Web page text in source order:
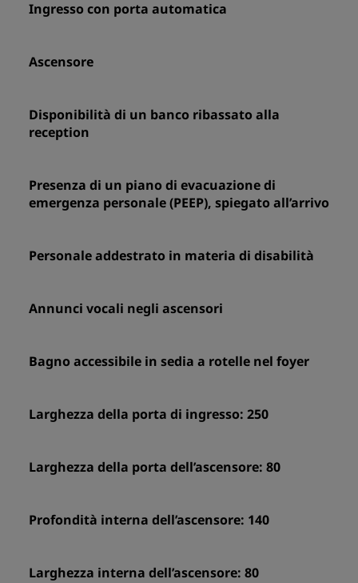
Ingresso con porta automatica
Ascensore
Disponibilità di un banco ribassato alla
reception
Presenza di un piano di evacuazione di
emergenza personale (PEEP), spiegato all’arrivo
Personale addestrato in materia di disabilità
Annunci vocali negli ascensori
Bagno accessibile in sedia a rotelle nel foyer
Larghezza della porta di ingresso: 250
Larghezza della porta dell’ascensore: 80
Profondità interna dell’ascensore: 140
Larghezza interna dell’ascensore: 80